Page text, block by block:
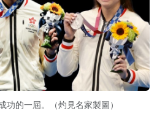
功的一屆。（灼見名家製圖）